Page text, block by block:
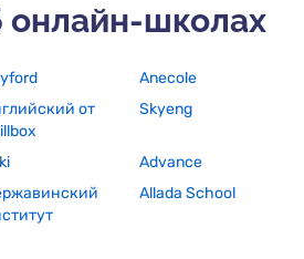
школах
Anecole
от
Skyeng
Advance
Allada School